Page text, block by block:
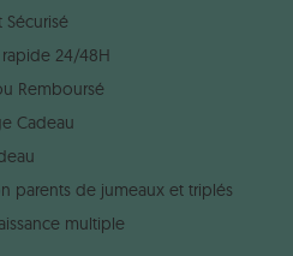
Sécurisé
rapide 24/48H
Remboursé
Cadeau
parents de jumeaux et triplés
multiple